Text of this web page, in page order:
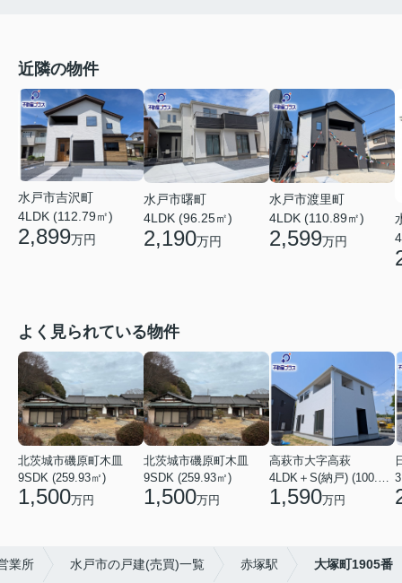
近隣の物件
水戸市吉沢町
4LDK (112.79㎡)
2,899万円
水戸市曙町
4LDK (96.25㎡)
2,190万円
水戸市渡里町
4LDK (110.89㎡)
2,599万円
よく見られている物件
北茨城市磯原町木皿
9SDK (259.93㎡)
1,500万円
北茨城市磯原町木皿
9SDK (259.93㎡)
1,500万円
高萩市大字高萩
4LDK＋S(納戸) (100.44㎡)
1,590万円
業所 水戸市の戸建(売買)一覧 赤塚駅 大塚町1905番